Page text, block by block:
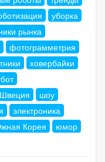
уборка
рынка
фотограмметрия
ховербайки
Швеция
шоу
электроника
Корея
юмор